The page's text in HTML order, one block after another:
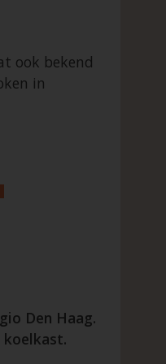
ook bekend
in
Den Haag.